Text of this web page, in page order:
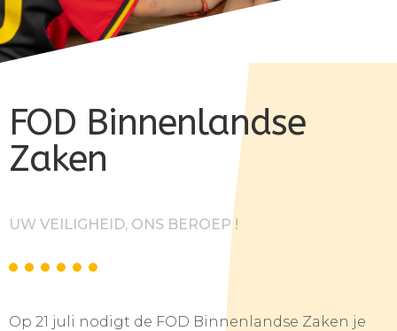
FOD Binnenlandse
Zaken
UW VEILIGHEID, ONS BEROEP !
Op 21 juli nodigt de FOD Binnenlandse Zaken je